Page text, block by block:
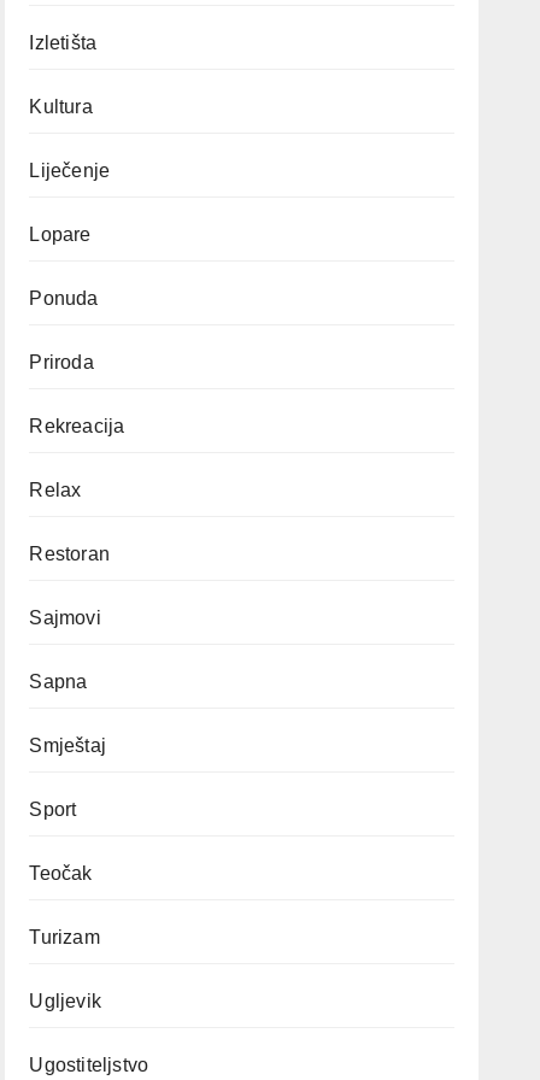
Izletišta
Kultura
Liječenje
Lopare
Ponuda
Priroda
Rekreacija
Relax
Restoran
Sajmovi
Sapna
Smještaj
Sport
Teočak
Turizam
Ugljevik
Ugostiteljstvo